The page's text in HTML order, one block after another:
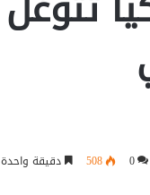
0
508 دقيقة واحدة